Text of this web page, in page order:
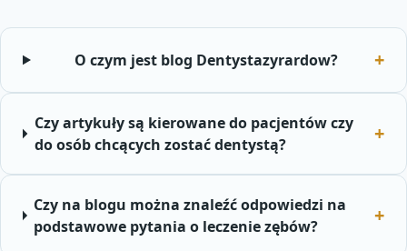
O czym jest blog Dentystazyrardow?
Czy artykuły są kierowane do pacjentów czy
do osób chcących zostać dentystą?
Czy na blogu można znaleźć odpowiedzi na
podstawowe pytania o leczenie zębów?